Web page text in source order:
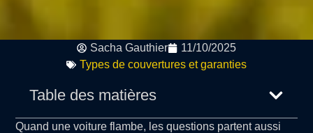
Sacha Gauthier
11/10/2025
Types de couvertures et garanties
Table des matières
Quand une voiture flambe, les questions partent aussi